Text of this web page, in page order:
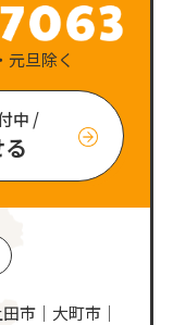
元旦除く
中 /
市｜大町市｜